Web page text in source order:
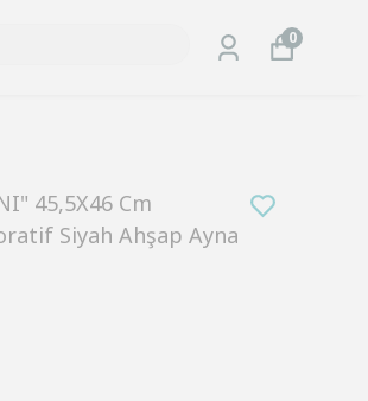
0
45,5X46 Cm
Siyah Ahşap Ayna